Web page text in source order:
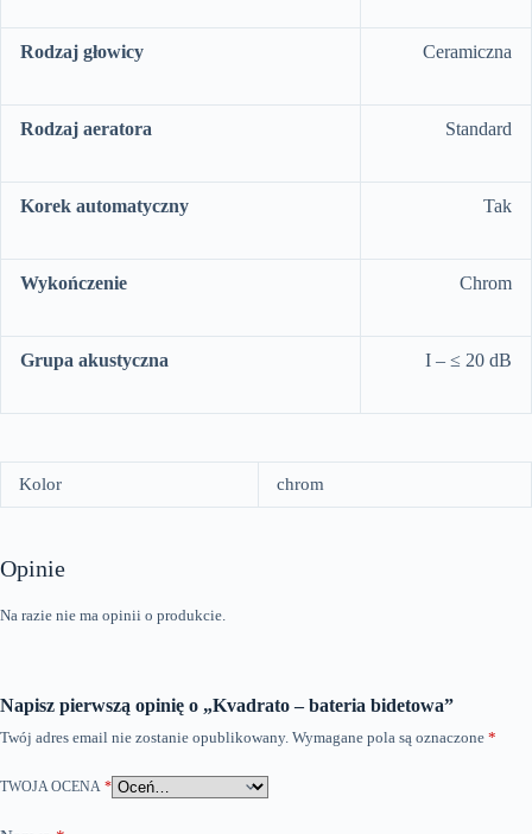
Rodzaj głowicy Ceramiczna
Rodzaj aeratora Standard
Korek automatyczny Tak
Wykończenie Chrom
Grupa akustyczna I – ≤ 20 dB
Kolor chrom
Opinie
Na razie nie ma opinii o produkcie.
Napisz pierwszą opinię o „Kvadrato – bateria bidetowa”
Twój adres email nie zostanie opublikowany. Wymagane pola są oznaczone *
TWOJA OCENA *